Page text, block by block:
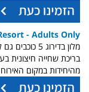
- Adults Only
מלון
בריכת שחייה חיצונית
מהיחידות במקום